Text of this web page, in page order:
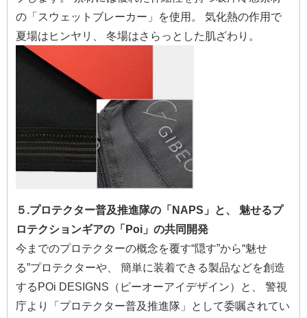
の「スウェットブレーカー」を使用。 気化熱の作用で
夏場はヒンヤリ、 冬場はさらっとした肌ざわり。
５.プロテクター普及推進隊の「NAPS」と、 魅せるプ
ロテクションギアの「Poi」の共同開発
今までのプロテクターの概念を覆す“隠す”から“魅せ
る”プロテクターや、 簡単に装着できる製品などを創造
するPOi DESIGNS（ピーオーアイデザイン）と、 警視
庁より「プロテクター普及推進隊」として委嘱されてい